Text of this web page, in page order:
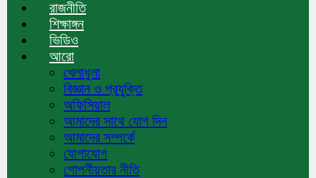
রাজনীতি
শিক্ষাঙ্গন
ভিডিও
আরো
খেলাধুলা
বিজ্ঞান ও প্রযুক্তি
অফিসিয়াল
আমাদের সাথে যোগ দিন
আমাদের সম্পর্কে
যোগাযোগ
গোপনীয়তার নীতি